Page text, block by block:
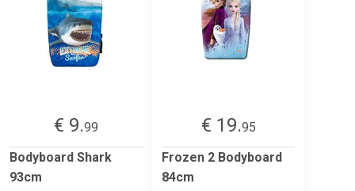
€ 9.99
Bodyboard Shark
93cm
€ 19.95
Frozen 2 Bodyboard
84cm